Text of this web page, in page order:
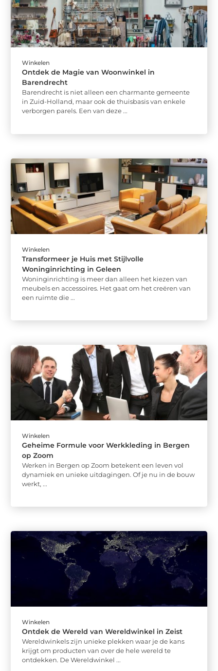
Winkelen
Ontdek de Magie van Woonwinkel in
Barendrecht
Barendrecht is niet alleen een charmante gemeente
in Zuid-Holland, maar ook de thuisbasis van enkele
verborgen parels. Een van deze ...
Winkelen
Transformeer je Huis met Stijlvolle
Woninginrichting in Geleen
Woninginrichting is meer dan alleen het kiezen van
meubels en accessoires. Het gaat om het creëren van
een ruimte die ...
Winkelen
Geheime Formule voor Werkkleding in Bergen
op Zoom
Werken in Bergen op Zoom betekent een leven vol
dynamiek en unieke uitdagingen. Of je nu in de bouw
werkt, ...
Winkelen
Ontdek de Wereld van Wereldwinkel in Zeist
Wereldwinkels zijn unieke plekken waar je de kans
krijgt om producten van over de hele wereld te
ontdekken. De Wereldwinkel ...